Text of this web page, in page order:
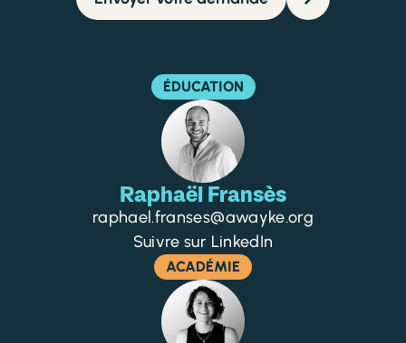
ÉDUCATION
Raphaël Fransès
raphael.franses@awayke.org
Suivre sur LinkedIn
ACADÉMIE